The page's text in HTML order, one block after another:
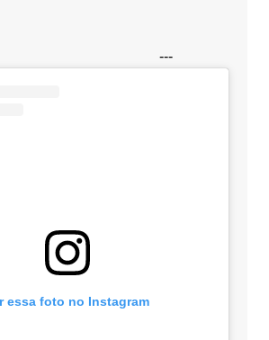
---
essa foto no Instagram